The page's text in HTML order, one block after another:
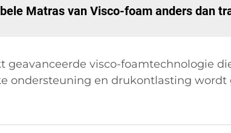
Matras van Visco-foam anders dan
geavanceerde visco-foamtechnologie
ondersteuning en drukontlasting